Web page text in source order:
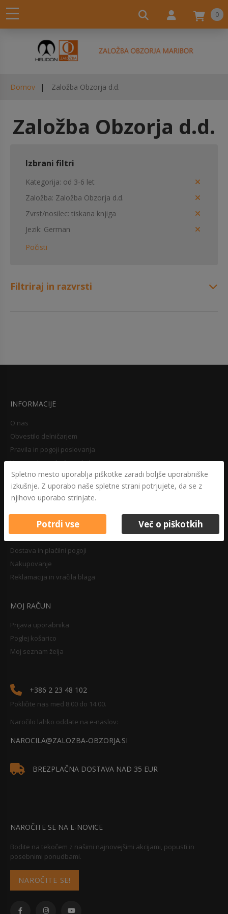
0
Domov Založba Obzorja d.d.
Založba Obzorja d.d.
Izbrani filtri
Kategorija od 3-6 let
Založba Založba Obzorja d.d.
Zvrst/nosilec tiskana knjiga
Jezik German
Počisti
Filtriraj in razvrsti
INFORMACIJE
O nas
Obvestilo delničarjem
Pravila in pogoji poslovanja
Varovanje osebnih podatkov
Druga določila
Pravilnik o zasebnosti
Pravno obvestilo
Dostava in plačilni pogoji
Nakupovanje
Reklamacija in vračila blaga
MOJ RAČUN
Prijava uporabnika
Poglej košarico
Moj seznam želja
+386 2 23 48 102
Pokličite nas med 8:00 do 14:00.
Naročilo lahko oddate na e-naslov:
NAROCILA@ZALOZBA-OBZORJA.SI
BREZPLAČNA DOSTAVA NAD 35 EUR
NAROČITE SE NA E-NOVICE
Bodite na tekočem z našimi najnovejšimi akcijami, popusti in
posebnimi ponudbami.
NAROČITE SE!
Spletno mesto uporablja piškotke zaradi boljše uporabniške
izkušnje. Z uporabo naše spletne strani potrjujete, da se z
njihovo uporabo strinjate.
Potrdi vse Več o piškotkih